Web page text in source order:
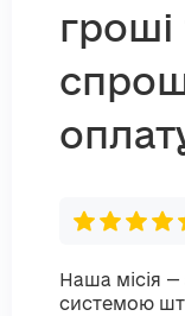
Наша місія
системою